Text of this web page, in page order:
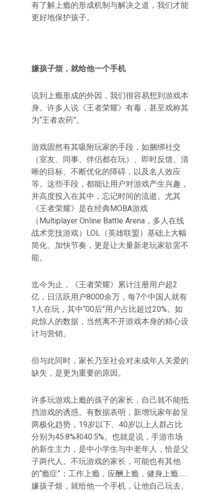
有了解上瘾的形成机制与解决之道，我们才能
更好地保护孩子。
嫌孩子烦，就给他一个手机
说到上瘾形成的外因，我们很容易想到游戏本
身。许多人说《王者荣耀》有毒，甚至戏称其
为“王者农药”。
游戏固然有其吸附玩家的手段，如捆绑社交
（室友、同事、伴侣都在玩）、即时反馈、清
晰的目标、不断优化的障碍，以及名人效应
等。这些手段，都能让用户对游戏产生兴趣，
并高度投入在其中，忘记时间的流逝。尤其
《王者荣耀》是在经典MOBA游戏
（Multiplayer Online Battle Arena，多人在线
战术竞技游戏）LOL（英雄联盟）基础上大幅
简化、加快节奏，更是让大量新老玩家欲罢不
能。
迄今为止，《王者荣耀》累计注册用户超2
亿，日活跃用户8000余万，每7个中国人就有
1人在玩，其中“00后”用户占比超过20%。如
此惊人的数据，当然离不开游戏本身的精心设
计与营销。
但与此同时，家长乃至社会对未成年人关爱的
缺失，是更为重要的原因。
许多玩游戏上瘾的孩子的家长，自己就不能抵
挡游戏的诱惑。有数据表明，新增玩家年龄呈
两极化趋势，19岁以下、40岁以上人群占比
分别为45.8%和40.5%。也就是说，手游市场
的新生主力，是中小学生与中老年人，恰是父
子两代人。不玩游戏的家长，可能也有其他
的“瘾症”：工作上瘾，应酬上瘾，健身上瘾……
嫌孩子烦，就给他一个手机，让他自己玩去。